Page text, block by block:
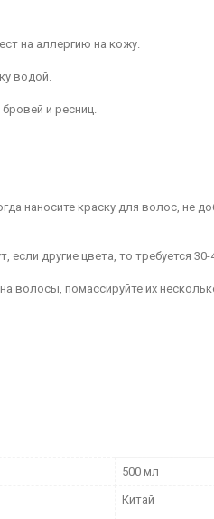
на аллергию на кожу.
водой.
и ресниц.
наносите краску для волос, не
если другие цвета, то требуется
волосы, помассируйте их
500 мл
Китай